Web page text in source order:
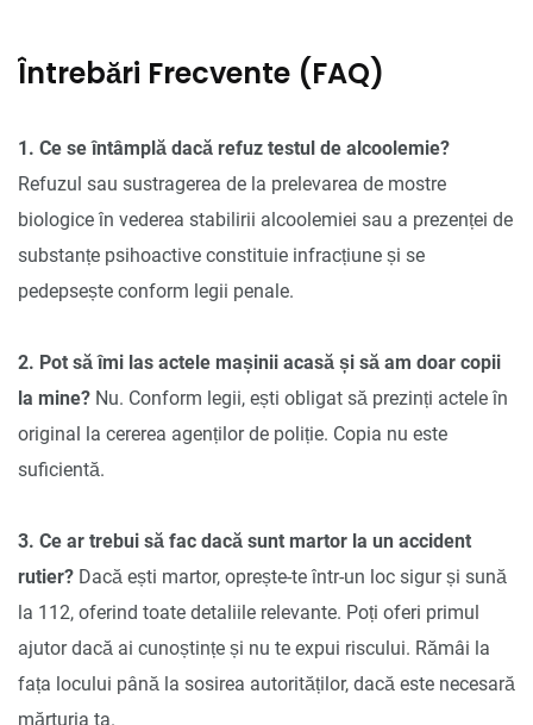
Întrebări Frecvente (FAQ)
1. Ce se întâmplă dacă refuz testul de alcoolemie?
Refuzul sau sustragerea de la prelevarea de mostre
biologice în vederea stabilirii alcoolemiei sau a prezenței de
substanțe psihoactive constituie infracțiune și se
pedepsește conform legii penale.
2. Pot să îmi las actele mașinii acasă și să am doar copii
la mine? Nu. Conform legii, ești obligat să prezinți actele în
original la cererea agenților de poliție. Copia nu este
suficientă.
3. Ce ar trebui să fac dacă sunt martor la un accident
rutier? Dacă ești martor, oprește-te într-un loc sigur și sună
la 112, oferind toate detaliile relevante. Poți oferi primul
ajutor dacă ai cunoștințe și nu te expui riscului. Rămâi la
fața locului până la sosirea autorităților, dacă este necesară
mărturia ta.